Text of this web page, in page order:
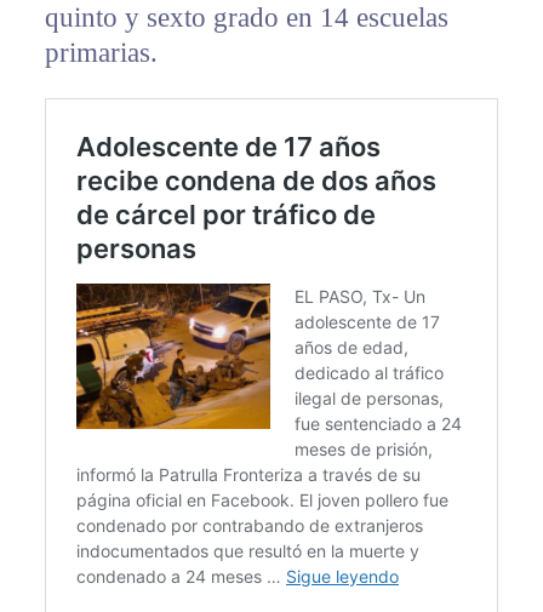
quinto y sexto grado en 14 escuelas
primarias.